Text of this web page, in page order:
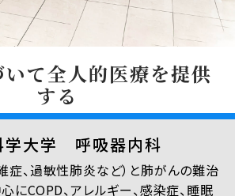
て全人的医療を提供
する
学大学 呼吸器内科
症、過敏性肺炎など）と肺がんの難治
にCOPD、アレルギー、感染症、睡眠